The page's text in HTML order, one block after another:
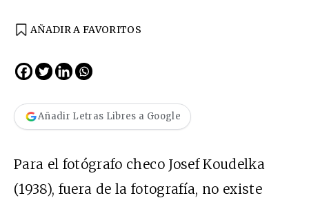
AÑADIR A FAVORITOS
Añadir Letras Libres a Google
Para el fotógrafo checo Josef Koudelka
(1938), fuera de la fotografía, no existe